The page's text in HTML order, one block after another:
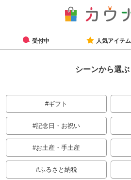
受付中 人気アイテム
シーンから選ぶ
ギフト
記念日・お祝い
お土産・手土産
ふるさと納税